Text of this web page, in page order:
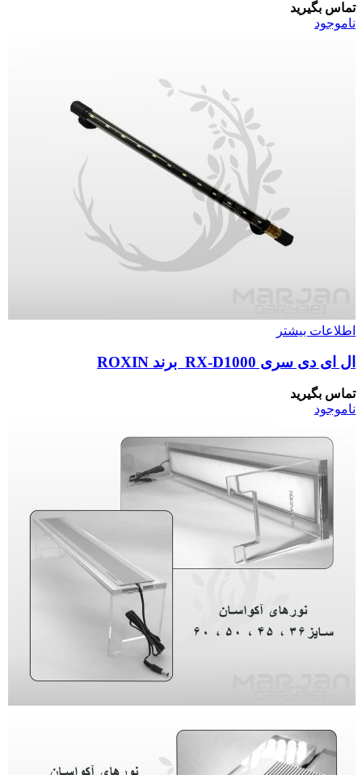
تماس بگیرید
ناموجود
اطلاعات بیشتر
ال ای دی سری RX-D1000 برند ROXIN
تماس بگیرید
ناموجود